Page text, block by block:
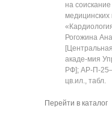
на
медицинских
Рогожина
акаде-мия
РФ]; АР-П-
цв.ил., табл.
Перейти в каталог